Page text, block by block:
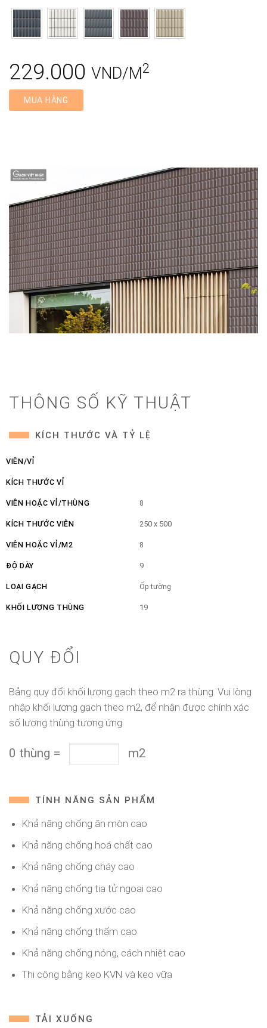
229.000 VND/M2
MUA HÀNG
THÔNG SỐ KỸ THUẬT
KÍCH THƯỚC VÀ TỶ LỆ
VIÊN/VỈ
KÍCH THƯỚC VỈ
VIÊN HOẶC VỈ/THÙNG 8
KÍCH THƯỚC VIÊN 250 x 500
VIÊN HOẶC VỈ/M2 8
ĐỘ DÀY 9
LOẠI GẠCH Ốp tường
KHỐI LƯỢNG THÙNG 19
QUY ĐỔI
Bảng quy đổi khối lượng gạch theo m2 ra thùng. Vui lòng
nhập khối lượng gạch theo m2, để nhận được chính xác
số lượng thùng tương ứng.
0 thùng = m2
TÍNH NĂNG SẢN PHẨM
Khả năng chống ăn mòn cao
Khả năng chống hoá chất cao
Khả năng chống cháy cao
Khả năng chống tia tử ngoại cao
Khả năng chống xước cao
Khả năng chống thấm cao
Khả năng chống nóng, cách nhiệt cao
Thi công bằng keo KVN và keo vữa
TẢI XUỐNG